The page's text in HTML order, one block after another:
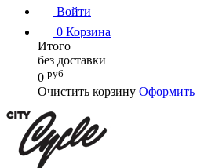
Войти
0 Корзина
Итого
без доставки
0 руб
Очистить корзину Оформить